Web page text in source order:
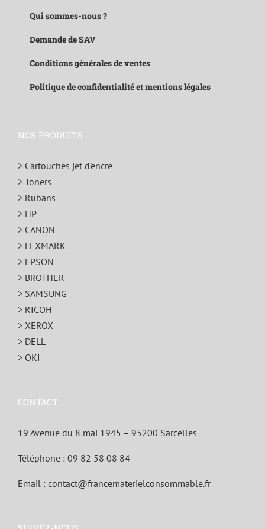
Qui sommes-nous ?
Demande de SAV
Conditions générales de ventes
Politique de confidentialité et mentions légales
NOS PRODUITS
> Cartouches jet d’encre
> Toners
> Rubans
> HP
> CANON
> LEXMARK
> EPSON
> BROTHER
> SAMSUNG
> RICOH
> XEROX
> DELL
> OKI
CONTACT
19 Avenue du 8 mai 1945 – 95200 Sarcelles
Téléphone : 09 82 58 08 84
Email : contact@francematerielconsommable.fr